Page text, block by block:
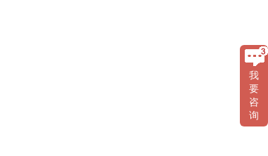
我
要
咨
询